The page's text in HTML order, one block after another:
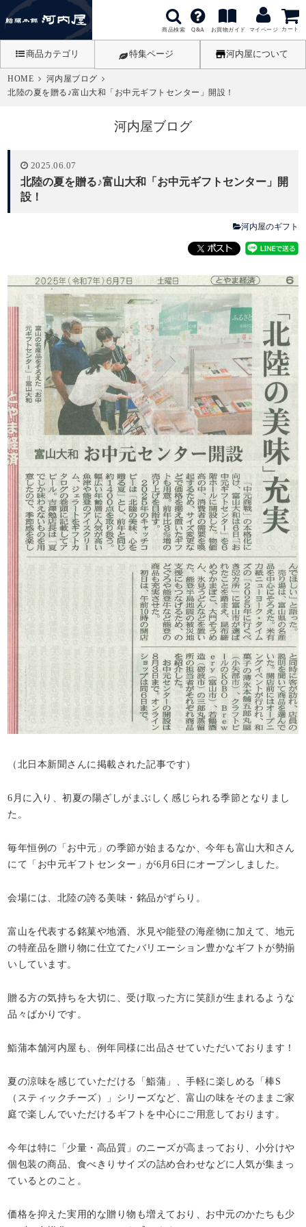
商品検索 Q&A お買物ガイド マイページ カート
商品カテゴリ 特集ページ 河内屋について
HOME
河内屋ブログ
北陸の夏を贈る♪富山大和「お中元ギフトセンター」開設！
河内屋ブログ
2025.06.07
北陸の夏を贈る♪富山大和「お中元ギフトセンター」開
設！
河内屋のギフト
（北日本新聞さんに掲載された記事です）
6月に入り、初夏の陽ざしがまぶしく感じられる季節となりまし
た。
毎年恒例の「お中元」の季節が始まるなか、今年も富山大和さん
にて「お中元ギフトセンター」が6月6日にオープンしました。
会場には、北陸の誇る美味・銘品がずらり。
富山を代表する銘菓や地酒、氷見や能登の海産物に加えて、地元
の特産品を贈り物に仕立てたバリエーション豊かなギフトが勢揃
いしています。
贈る方の気持ちを大切に、受け取った方に笑顔が生まれるような
品々ばかりです。
鮨蒲本舗河内屋も、例年同様に出品させていただいております！
夏の涼味を感じていただける「鮨蒲」、手軽に楽しめる「棒S
（スティックチーズ）」シリーズなど、富山の味をそのままご家
庭で楽しんでいただけるギフトを中心にご用意しております。
今年は特に「少量・高品質」のニーズが高まっており、小分けや
個包装の商品、食べきりサイズの詰め合わせなどに人気が集まっ
ているとのこと。
価格を抑えた実用的な贈り物も増えており、お中元のかたちも少